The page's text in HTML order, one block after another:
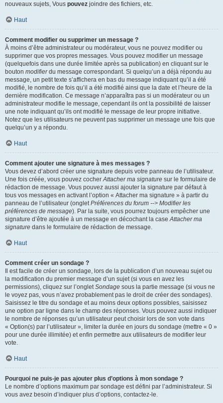
nouveaux sujets, Vous pouvez joindre des fichiers, etc.
Haut
Comment modifier ou supprimer un message ?
À moins d’être administrateur ou modérateur, vous ne pouvez modifier ou
supprimer que vos propres messages. Vous pouvez modifier un message
(quelquefois dans une durée limitée après sa publication) en cliquant sur le
bouton modifierdu message correspondant. Si quelqu’un a déjà répondu au
message, un petit texte s’affichera en bas du message indiquant qu’il a été
modifié, le nombre de fois qu’il a été modifié ainsi que la date et l’heure de la
dernière modification. Ce message n’apparaîtra pas si un modérateur ou un
administrateur modifie le message, cependant ils ont la possibilité de laisser
une note indiquant qu’ils ont modifié le message de leur propre initiative.
Notez que les utilisateurs ne peuvent pas supprimer un message une fois que
quelqu’un y a répondu.
Haut
Comment ajouter une signature à mes messages ?
Vous devez d’abord créer une signature depuis votre panneau de l’utilisateur.
Une fois créée, vous pouvez cocherAttacher ma signature sur le formulaire de
rédaction de message. Vous pouvez aussi ajouter la signature par défaut à
tous vos messages en activant l’option « Attacher ma signature » à partir du
panneau de l’utilisateur (ongletPréférences du forum --> Modifier les
préférences de message). Par la suite, vous pourrez toujours empêcher une
signature d’être ajoutée à un message en décochant la caseAttacher ma
signature dans le formulaire de rédaction de message.
Haut
Comment créer un sondage ?
Il est facile de créer un sondage, lors de la publication d’un nouveau sujet ou
la modification du premier message d’un sujet (si vous en avez les
permissions), cliquez sur l’ongletSondage sous la partie message (si vous ne
le voyez pas, vous n’avez probablement pas le droit de créer des sondages).
Saisissez le titre du sondage et au moins deux options possibles, saisissez
une option par ligne dans le champ des réponses. Vous pouvez aussi indiquer
le nombre de réponses qu’un utilisateur peut choisir lors de son vote dans
« Option(s) par l’utilisateur », limiter la durée en jours du sondage (mettre « 0 »
pour une durée illimitée) et enfin permettre aux utilisateurs de modifier leur
vote.
Haut
Pourquoi ne puis-je pas ajouter plus d’options à mon sondage ?
Le nombre d’options maximum par sondage est défini par l’administrateur. Si
vous avez besoin d’indiquer plus d’options, contactez-le.